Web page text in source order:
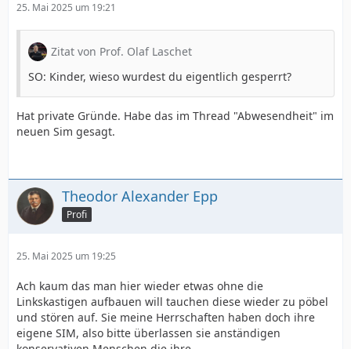
25. Mai 2025 um 19:21
Zitat von Prof. Olaf Laschet
SO: Kinder, wieso wurdest du eigentlich gesperrt?
Hat private Gründe. Habe das im Thread "Abwesendheit" im
neuen Sim gesagt.
Theodor Alexander Epp
Profi
25. Mai 2025 um 19:25
Ach kaum das man hier wieder etwas ohne die
Linkskastigen aufbauen will tauchen diese wieder zu pöbel
und stören auf. Sie meine Herrschaften haben doch ihre
eigene SIM, also bitte überlassen sie anständigen